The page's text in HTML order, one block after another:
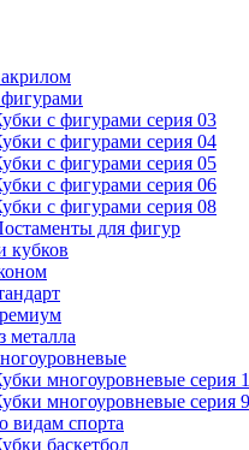
с фигурами серия 03
с фигурами серия 04
с фигурами серия 05
с фигурами серия 06
с фигурами серия 08
для фигур
кубков
металла
многоуровневые серия
многоуровневые серия
видам спорта
баскетбол